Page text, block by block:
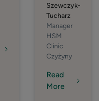
Szewczyk-
Tucharz
Manager
HSM
Clinic
Czyżyny
Read
More